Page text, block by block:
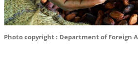
Photo copyright : Department of Foreign